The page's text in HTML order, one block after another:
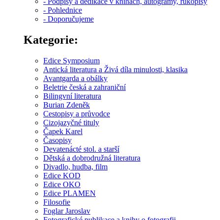
- Pohlednice
- Doporučujeme
Kategorie:
Edice Symposium
Antická literatura a Živá díla minulosti, klasika
Avantgarda a obálky
Beletrie česká a zahraniční
Bilingvní literatura
Burian Zdeněk
Cestopisy a průvodce
Cizojazyčné tituly
Čapek Karel
Časopisy
Devatenácté stol. a starší
Dětská a dobrodružná literatura
Divadlo, hudba, film
Edice KOD
Edice OKO
Edice PLAMEN
Filosofie
Foglar Jaroslav